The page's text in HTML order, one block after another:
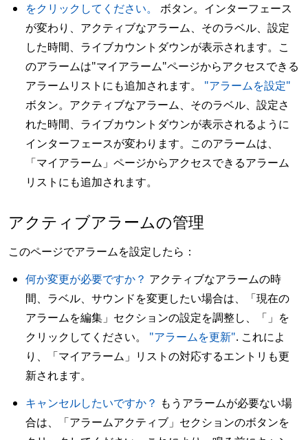
をクリックしてください。
ボタン。インターフェース
が変わり、アクティブなアラーム、そのラベル、設定
した時間、ライブカウントダウンが表示されます。こ
のアラームは"マイアラーム"ページからアクセスできる
アラームリストにも追加されます。 "アラームを設定"
ボタン。アクティブなアラーム、そのラベル、設定さ
れた時間、ライブカウントダウンが表示されるように
インターフェースが変わります。このアラームは、
「マイアラーム」ページからアクセスできるアラーム
リストにも追加されます。
アクティブアラームの管理
このページでアラームを設定したら：
何か変更が必要ですか？ アクティブなアラームの時
間、ラベル、サウンドを変更したい場合は、「現在の
アラームを編集」セクションの設定を調整し、「」を
クリックしてください。 "アラームを更新". これによ
り、「マイアラーム」リストの対応するエントリも更
新されます。
キャンセルしたいですか？ もうアラームが必要ない場
合は、「アラームアクティブ」セクションのボタンを